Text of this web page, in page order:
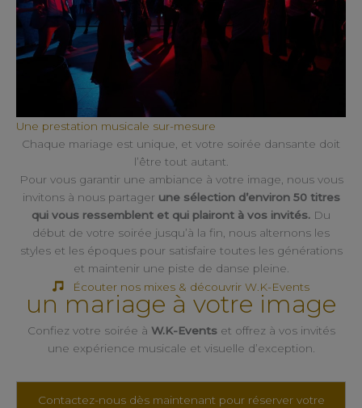
Une prestation musicale sur-mesure
Chaque mariage est unique, et votre soirée dansante doit
l’être tout autant.
Pour vous garantir une ambiance à votre image, nous vous
invitons à nous partager une sélection d’environ 50 titres
qui vous ressemblent et qui plairont à vos invités. Du
début de votre soirée jusqu’à la fin, nous alternons les
styles et les époques pour satisfaire toutes les générations
et maintenir une piste de danse pleine.
Écouter nos mixes & découvrir W.K-Events
un mariage à votre image
Confiez votre soirée à W.K-Eventset offrez à vos invités
une expérience musicale et visuelle d’exception.
Contactez-nous dès maintenant pour réserver votre